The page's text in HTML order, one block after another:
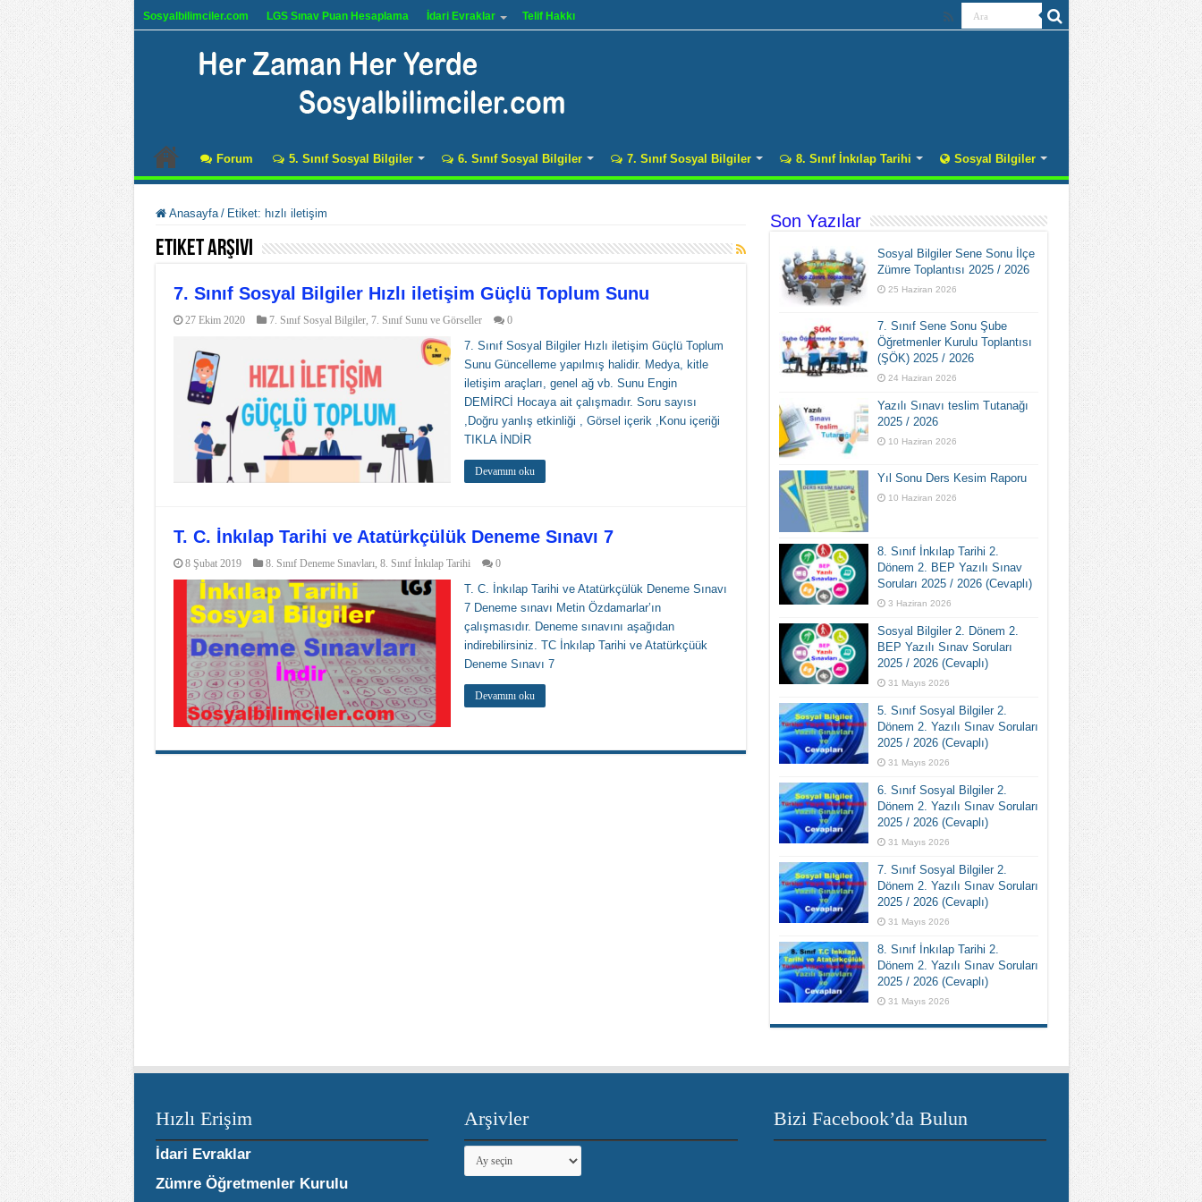
Sosyalbilimciler.com LGS Sınav Puan Hesaplama İdari Evraklar Telif Hakkı
Forum 5. Sınıf Sosyal Bilgiler 6. Sınıf Sosyal Bilgiler 7. Sınıf Sosyal Bilgiler 8. Sınıf İnkılap Tarihi Sosyal Bilgiler
Anasayfa / Etiket: hızlı iletişim
Etiket Arşivi
7. Sınıf Sosyal Bilgiler Hızlı iletişim Güçlü Toplum Sunu
27 Ekim 2020 7. Sınıf Sosyal Bilgiler, 7. Sınıf Sunu ve Görseller 0
7. Sınıf Sosyal Bilgiler Hızlı iletişim Güçlü Toplum
Sunu Güncelleme yapılmış halidir. Medya, kitle
iletişim araçları, genel ağ vb. Sunu Engin
DEMİRCİ Hocaya ait çalışmadır. Soru sayısı
,Doğru yanlış etkinliği , Görsel içerik ,Konu içeriği
TIKLA İNDİR
Devamını oku
T. C. İnkılap Tarihi ve Atatürkçülük Deneme Sınavı 7
8 Şubat 2019 8. Sınıf Deneme Sınavları, 8. Sınıf İnkılap Tarihi 0
T. C. İnkılap Tarihi ve Atatürkçülük Deneme Sınavı
7 Deneme sınavı Metin Özdamarlar’ın
çalışmasıdır. Deneme sınavını aşağıdan
indirebilirsiniz. TC İnkılap Tarihi ve Atatürkçüük
Deneme Sınavı 7
Devamını oku
Son Yazılar
Sosyal Bilgiler Sene Sonu İlçe
Zümre Toplantısı 2025 / 2026
25 Haziran 2026
7. Sınıf Sene Sonu Şube
Öğretmenler Kurulu Toplantısı
(ŞÖK) 2025 / 2026
24 Haziran 2026
Yazılı Sınavı teslim Tutanağı
2025 / 2026
10 Haziran 2026
Yıl Sonu Ders Kesim Raporu
10 Haziran 2026
8. Sınıf İnkılap Tarihi 2.
Dönem 2. BEP Yazılı Sınav
Soruları 2025 / 2026 (Cevaplı)
3 Haziran 2026
Sosyal Bilgiler 2. Dönem 2.
BEP Yazılı Sınav Soruları
2025 / 2026 (Cevaplı)
31 Mayıs 2026
5. Sınıf Sosyal Bilgiler 2.
Dönem 2. Yazılı Sınav Soruları
2025 / 2026 (Cevaplı)
31 Mayıs 2026
6. Sınıf Sosyal Bilgiler 2.
Dönem 2. Yazılı Sınav Soruları
2025 / 2026 (Cevaplı)
31 Mayıs 2026
7. Sınıf Sosyal Bilgiler 2.
Dönem 2. Yazılı Sınav Soruları
2025 / 2026 (Cevaplı)
31 Mayıs 2026
8. Sınıf İnkılap Tarihi 2.
Dönem 2. Yazılı Sınav Soruları
2025 / 2026 (Cevaplı)
31 Mayıs 2026
Hızlı Erişim
İdari Evraklar
Zümre Öğretmenler Kurulu
Arşivler
Arşivler
Bizi Facebook’da Bulun